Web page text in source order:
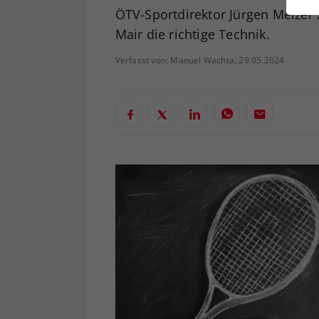
ÖTV-Sportdirektor Jürgen
Mair die richtige Technik.
Verfasst von: Manuel Wachta, 29.05.2024